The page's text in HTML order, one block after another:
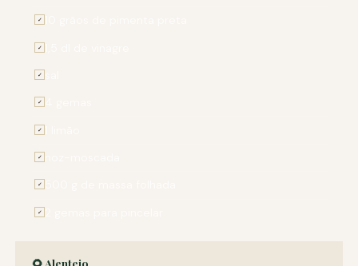
✓
✓
✓
✓
✓
✓
✓
✓
🌻 Alentejo